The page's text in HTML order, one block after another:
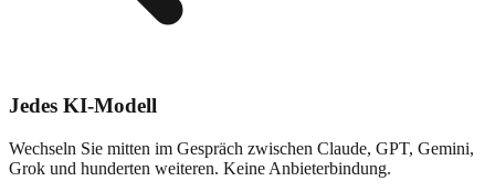
Jedes KI-Modell
Wechseln Sie mitten im Gespräch zwischen Claude, GPT, Gemini,
Grok und hunderten weiteren. Keine Anbieterbindung.